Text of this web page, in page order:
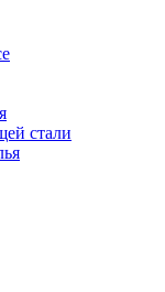
стали